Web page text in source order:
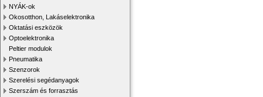
NYÁK-ok
Okosotthon, Lakáselektronika
Oktatási eszközök
Optoelektronika
Peltier modulok
Pneumatika
Szenzorok
Szerelési segédanyagok
Szerszám és forrasztás